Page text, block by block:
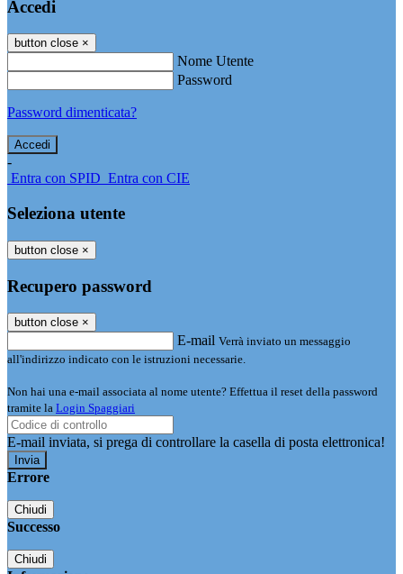
Accedi
button close ×
Nome Utente
Password
Password dimenticata?
-
Entra con SPID Entra con CIE
Seleziona utente
button close ×
Recupero password
button close ×
E-mail Verrà inviato un messaggio
all'indirizzo indicato con le istruzioni necessarie.
Non hai una e-mail associata al nome utente? Effettua il reset della password
tramite la Login Spaggiari
E-mail inviata, si prega di controllare la casella di posta elettronica!
Errore
Chiudi
Successo
Chiudi